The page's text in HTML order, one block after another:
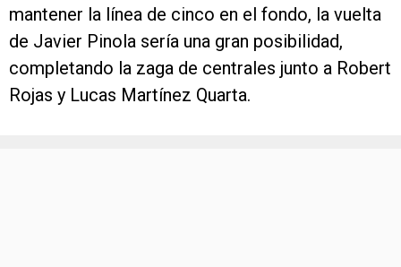
mantener la línea de cinco en el fondo, la vuelta
de Javier Pinola sería una gran posibilidad,
completando la zaga de centrales junto a Robert
Rojas y Lucas Martínez Quarta.